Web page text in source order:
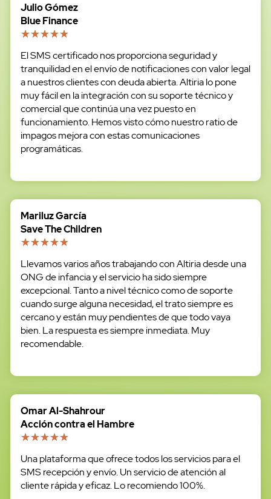
Julio Gómez
Blue Finance
El SMS certificado nos proporciona seguridad y
tranquilidad en el envío de notificaciones con valor legal
a nuestros clientes con deuda abierta. Altiria lo pone
muy fácil en la integración con su soporte técnico y
comercial que continúa una vez puesto en
funcionamiento. Hemos visto cómo nuestro ratio de
impagos mejora con estas comunicaciones
programáticas.
Mariluz García
Save The Children
Llevamos varios años trabajando con Altiria desde una
ONG de infancia y el servicio ha sido siempre
excepcional. Tanto a nivel técnico como de soporte
cuando surge alguna necesidad, el trato siempre es
cercano y están muy pendientes de que todo vaya
bien. La respuesta es siempre inmediata. Muy
recomendable.
Omar Al-Shahrour
Acción contra el Hambre
Una plataforma que ofrece todos los servicios para el
SMS recepción y envío. Un servicio de atención al
cliente rápida y eficaz. Lo recomiendo 100%.